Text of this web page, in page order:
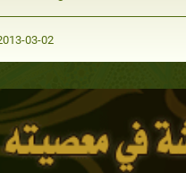
03-02